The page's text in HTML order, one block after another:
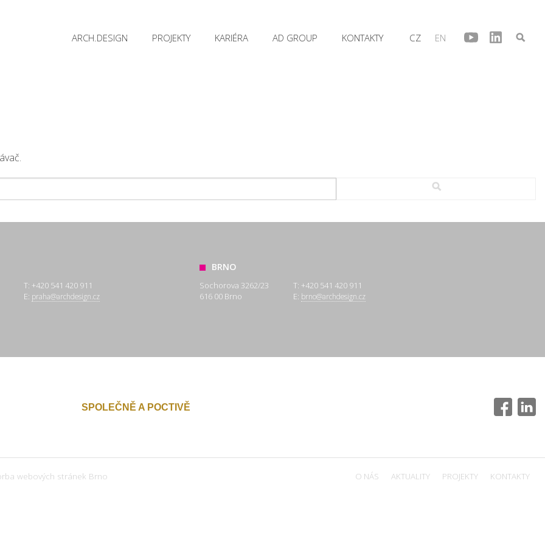
CZ EN
ARCH.DESIGN PROJEKTY KARIÉRA AD GROUP KONTAKTY
T: +420 541 420 911
E: praha@archdesign.cz
BRNO
Sochorova 3262/23
616 00 Brno
T: +420 541 420 911
E: brno@archdesign.cz
SPOLEČNĚ A POCTIVĚ
webových stránek Brno O NÁS AKTUALITY PROJEKTY KONTAKTY